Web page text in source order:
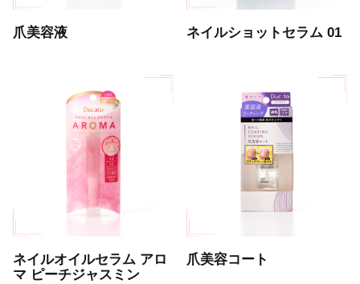
爪美容液 ネイルショットセラム 01
ネイルオイルセラム アロ
マ ピーチジャスミン
爪美容コート